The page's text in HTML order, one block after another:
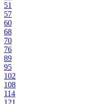
51
57
60
68
70
76
89
95
102
108
114
121